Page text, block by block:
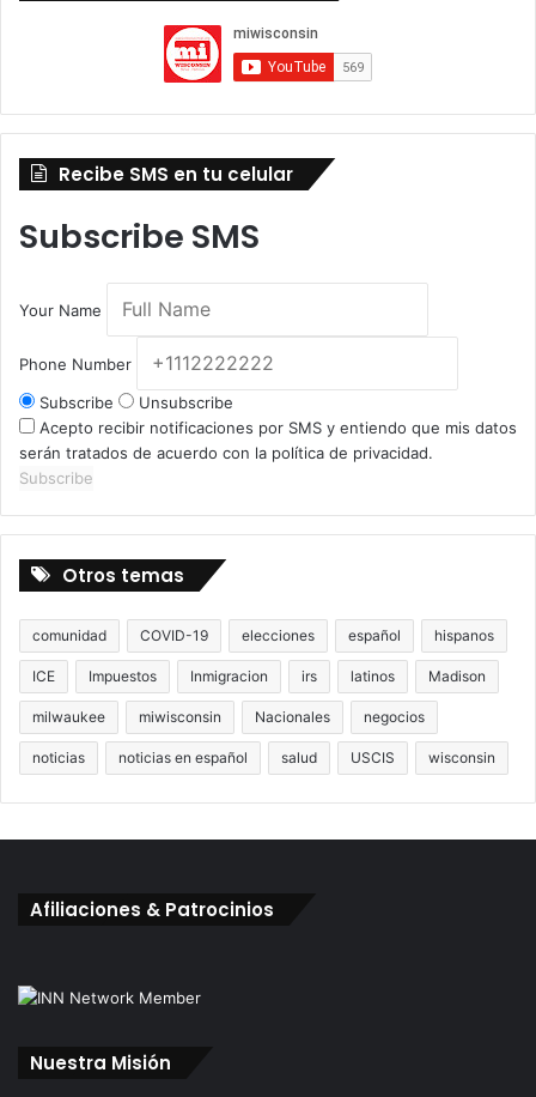
Recibe SMS en tu celular
Subscribe SMS
Your Name
Phone Number
Subscribe
Unsubscribe
Acepto recibir notificaciones por SMS y entiendo que mis datos
serán tratados de acuerdo con la política de privacidad.
Subscribe
Otros temas
comunidad COVID-19 elecciones español hispanos
ICE Impuestos Inmigracion irs latinos Madison
milwaukee miwisconsin Nacionales negocios
noticias noticias en español salud USCIS wisconsin
Afiliaciones & Patrocinios
Nuestra Misión